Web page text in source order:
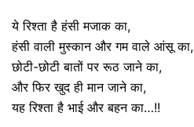
ये रिश्ता है हंसी मजाक का,
हंसी वाली मुस्कान और गम वाले आंसू का,
छोटी-छोटी बातों पर रूठ जाने का,
और फिर खुद ही मान जाने का,
यह रिश्ता है भाई और बहन का…!!